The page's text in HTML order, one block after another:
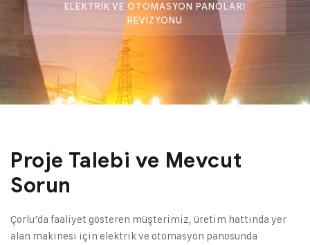
ELEKTRIK VE OTOMASYON PANOLARI
REVIZYONU
Proje Talebi ve Mevcut
Sorun
Çorlu’da faaliyet gösteren müşterimiz, üretim hattında yer
alan makinesi için elektrik ve otomasyon panosunda